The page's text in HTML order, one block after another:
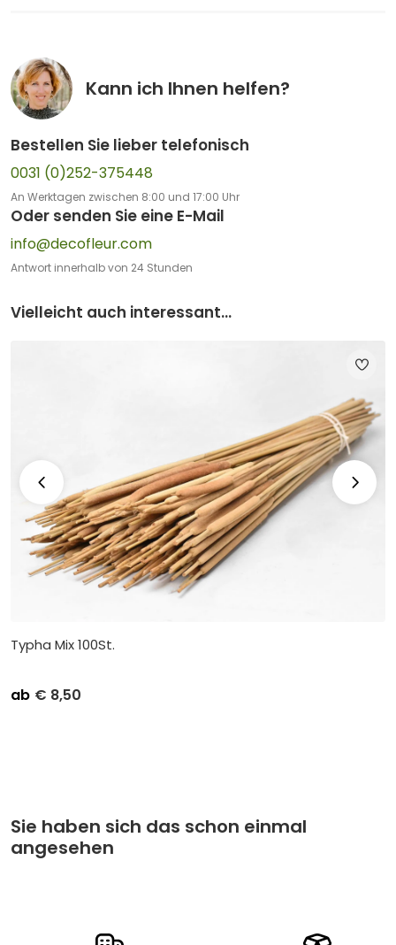
Kann ich Ihnen helfen?
Bestellen Sie lieber telefonisch
0031 (0)252-375448
An Werktagen zwischen 8:00 und 17:00 Uhr
Oder senden Sie eine E-Mail
info@decofleur.com
Antwort innerhalb von 24 Stunden
Vielleicht auch interessant...
Typha Mix 100St.
ab € 8,50
Sie haben sich das schon einmal
angesehen